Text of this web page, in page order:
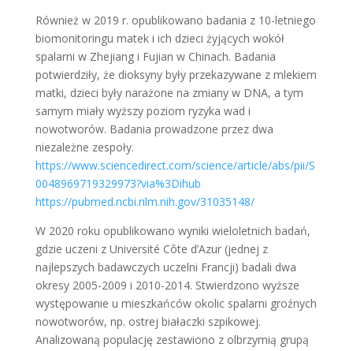
Również w 2019 r. opublikowano badania z 10-letniego
biomonitoringu matek i ich dzieci żyjących wokół
spalarni w Zhejiang i Fujian w Chinach. Badania
potwierdziły, że dioksyny były przekazywane z mlekiem
matki, dzieci były narażone na zmiany w DNA, a tym
samym miały wyższy poziom ryzyka wad i
nowotworów. Badania prowadzone przez dwa
niezależne zespoły.
https://www.sciencedirect.com/science/article/abs/pii/S
0048969719329973?via%3Dihub
https://pubmed.ncbi.nlm.nih.gov/31035148/
W 2020 roku opublikowano wyniki wieloletnich badań,
gdzie uczeni z Université Côte d’Azur (jednej z
najlepszych badawczych uczelni Francji) badali dwa
okresy 2005-2009 i 2010-2014. Stwierdzono wyższe
występowanie u mieszkańców okolic spalarni groźnych
nowotworów, np. ostrej białaczki szpikowej.
Analizowaną populację zestawiono z olbrzymią grupą